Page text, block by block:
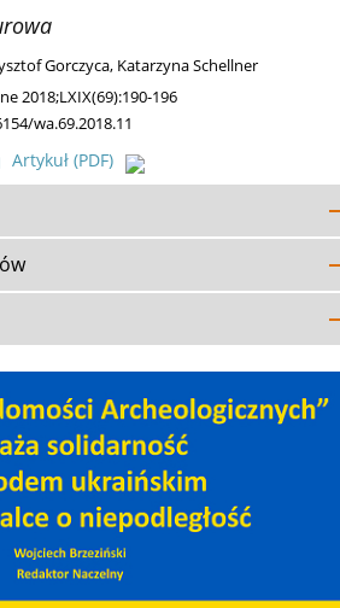
Gorczyca, Katarzyna Schellner
2018;LXIX(69):190-196
wa.69.2018.11
Artykuł (PDF)